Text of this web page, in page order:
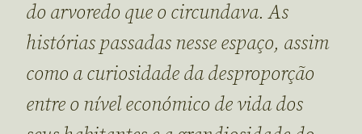
do arvoredo que o circundava. As
histórias passadas nesse espaço, assim
como a curiosidade da desproporção
entre o nível económico de vida dos